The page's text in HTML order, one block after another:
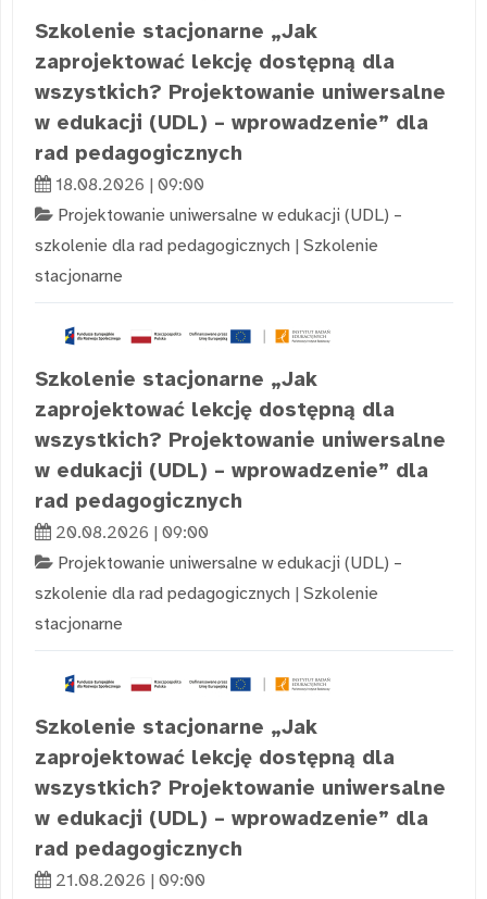
Szkolenie stacjonarne „Jak
zaprojektować lekcję dostępną dla
wszystkich? Projektowanie uniwersalne
w edukacji (UDL) – wprowadzenie” dla
rad pedagogicznych
18.08.2026 | 09:00
Projektowanie uniwersalne w edukacji (UDL) –
szkolenie dla rad pedagogicznych | Szkolenie
stacjonarne
Szkolenie stacjonarne „Jak
zaprojektować lekcję dostępną dla
wszystkich? Projektowanie uniwersalne
w edukacji (UDL) – wprowadzenie” dla
rad pedagogicznych
20.08.2026 | 09:00
Projektowanie uniwersalne w edukacji (UDL) –
szkolenie dla rad pedagogicznych | Szkolenie
stacjonarne
Szkolenie stacjonarne „Jak
zaprojektować lekcję dostępną dla
wszystkich? Projektowanie uniwersalne
w edukacji (UDL) – wprowadzenie” dla
rad pedagogicznych
21.08.2026 | 09:00